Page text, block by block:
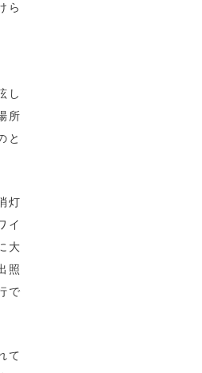
ら
し
所
と
灯
イ
大
照
で
て